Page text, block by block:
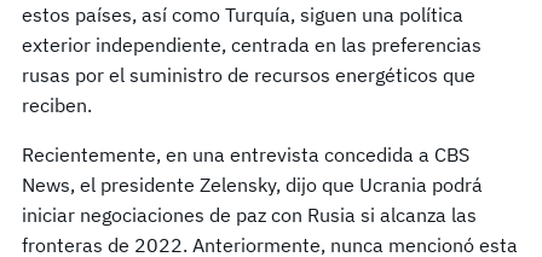
estos países, así como Turquía, siguen una política
exterior independiente, centrada en las preferencias
rusas por el suministro de recursos energéticos que
reciben.
Recientemente, en una entrevista concedida a CBS
News, el presidente Zelensky, dijo que Ucrania podrá
iniciar negociaciones de paz con Rusia si alcanza las
fronteras de 2022. Anteriormente, nunca mencionó esta